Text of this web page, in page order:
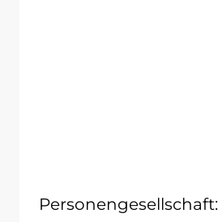
Personengesellschaft: